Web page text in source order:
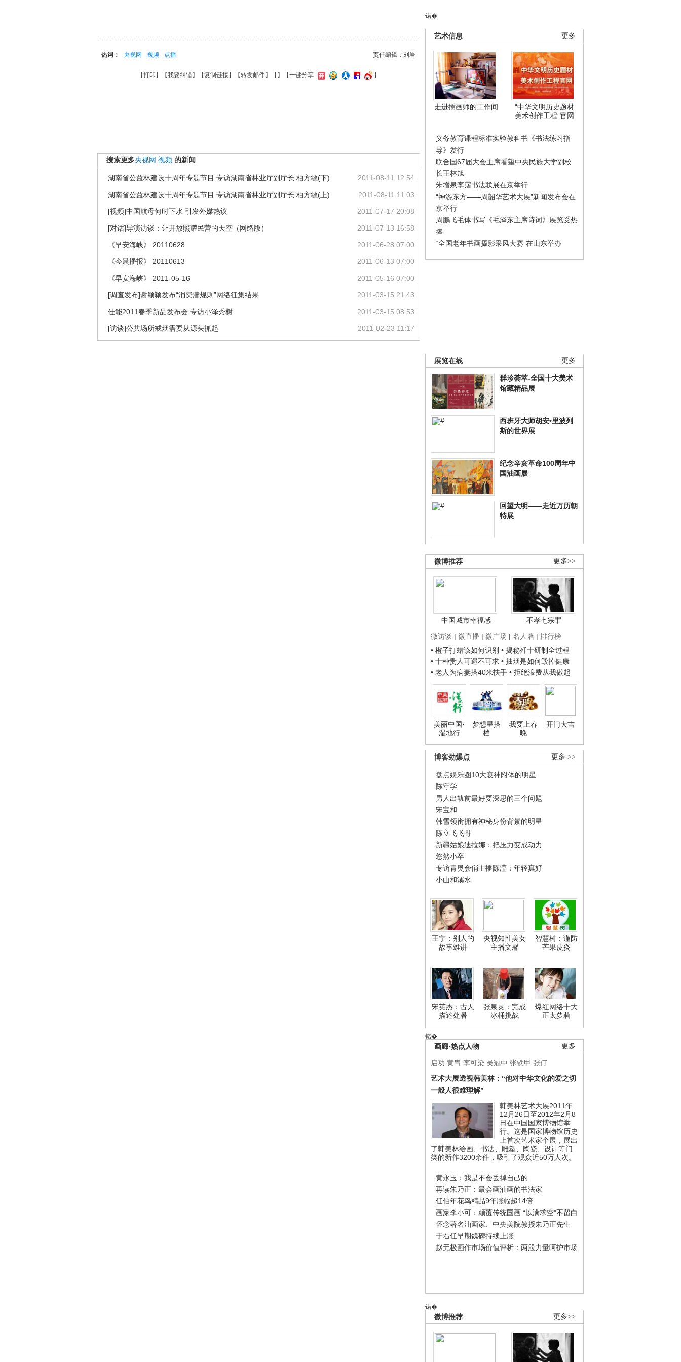
锘�
更多
艺术信息
走进插画师的工作间
“中华文明历史题材
美术创作工程”官网
义务教育课程标准实验教科书《书法练习指
导》发行
联合国67届大会主席看望中央民族大学副校
长王林旭
朱增泉李霑书法联展在京举行
“神游东方——周韶华艺术大展”新闻发布会在
京举行
周鹏飞毛体书写《毛泽东主席诗词》展览受热
捧
“全国老年书画摄影采风大赛”在山东举办
更多
展览在线
群珍荟萃-全国十大美术
馆藏精品展
西班牙大师胡安•里波列
斯的世界展
纪念辛亥革命100周年中
国油画展
回望大明——走近万历朝
特展
更多>>
微博推荐
中国城市幸福感
不孝七宗罪
微访谈 | 微直播 | 微广场 | 名人墙 | 排行榜
• 橙子打蜡该如何识别 • 揭秘歼十研制全过程
• 十种贵人可遇不可求 • 抽烟是如何毁掉健康
• 老人为病妻搭40米扶手 • 拒绝浪费从我做起
美丽中国·
湿地行
梦想星搭
档
我要上春
晚
开门大吉
更多 >>
博客劲爆点
盘点娱乐圈10大衰神附体的明星
陈守学
男人出轨前最好要深思的三个问题
宋宝和
韩雪领衔拥有神秘身份背景的明星
陈立飞飞哥
新疆姑娘迪拉娜：把压力变成动力
悠然小卒
专访青奥会俏主播陈滢：年轻真好
小山和溪水
王宁：别人的
故事难讲
央视知性美女
主播文馨
智慧树：谨防
芒果皮炎
宋英杰：古人
描述处暑
张泉灵：完成
冰桶挑战
爆红网络十大
正太萝莉
锘�
更多
画廊·热点人物
启功 黄胄 李可染 吴冠中 张铁甲 张仃
艺术大展透视韩美林：“他对中华文化的爱之切
一般人很难理解”
韩美林艺术大展2011年
12月26日至2012年2月8
日在中国国家博物馆举
行。这是国家博物馆历史
上首次艺术家个展，展出
了韩美林绘画、书法、雕塑、陶瓷、设计等门
类的新作3200余件，吸引了观众近50万人次。
黄永玉：我是不会丢掉自己的
再读朱乃正：最会画油画的书法家
任伯年花鸟精品9年涨幅超14倍
画家李小可：颠覆传统国画 “以满求空”不留白
怀念著名油画家、中央美院教授朱乃正先生
于右任早期魏碑持续上涨
赵无极画作市场价值评析：两股力量呵护市场
锘�
更多>>
微博推荐
责任编辑：刘岩
热词： 央视网 视频 点播
【打印 】【我要纠错】【复制链接】【转发邮件】【 】 【一键分享 】
搜索更多央视网 视频 的新闻
2011-08-11 12:54
湖南省公益林建设十周年专题节目 专访湖南省林业厅副厅长 柏方敏(下)
2011-08-11 11:03
湖南省公益林建设十周年专题节目 专访湖南省林业厅副厅长 柏方敏(上)
2011-07-17 20:08
[视频]中国航母何时下水 引发外媒热议
2011-07-13 16:58
[对话]导演访谈：让开放照耀民营的天空（网络版）
2011-06-28 07:00
《早安海峡》 20110628
2011-06-13 07:00
《今晨播报》 20110613
2011-05-16 07:00
《早安海峡》 2011-05-16
2011-03-15 21:43
[调查发布]谢颖颖发布“消费潜规则”网络征集结果
2011-03-15 08:53
佳能2011春季新品发布会 专访小泽秀树
2011-02-23 11:17
[访谈]公共场所戒烟需要从源头抓起